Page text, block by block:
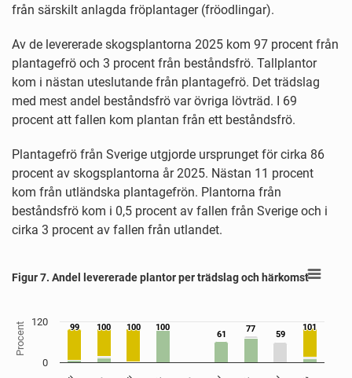
från särskilt anlagda fröplantager (fröodlingar).
Av de levererade skogsplantorna 2025 kom 97 procent från
plantagefrö och 3 procent från beståndsfrö. Tallplantor
kom i nästan uteslutande från plantagefrö. Det trädslag
med mest andel beståndsfrö var övriga lövträd. I 69
procent att fallen kom plantan från ett beståndsfrö.
Plantagefrö från Sverige utgjorde ursprunget för cirka 86
procent av skogsplantorna år 2025. Nästan 11 procent
kom från utländska plantagefrön. Plantorna från
beståndsfrö kom i 0,5 procent av fallen från Sverige och i
cirka 3 procent av fallen från utlandet.
Bar chart with 5 data series.
The chart has 1 X axis displaying Trädslag.
The chart has 1 Y axis displaying Procent. Data ranges from 1
Procent
Figur 7. Andel levererade plantor per trädslag och härkomst
99
99 100
100 100
100 100
100
61
61
77
77
59
59
101
101
0
120